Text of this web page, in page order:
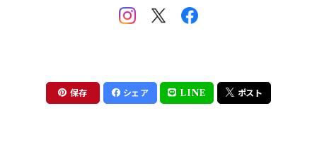
ちびまる子ちゃんandクレヨンしんちゃん
THE BEATLES(ザ・ビートルズ)
【山加商店×yaeko】migratory bird
HAPPY DINING(ハッピーダイニング)
保存 シェア LINE ポスト